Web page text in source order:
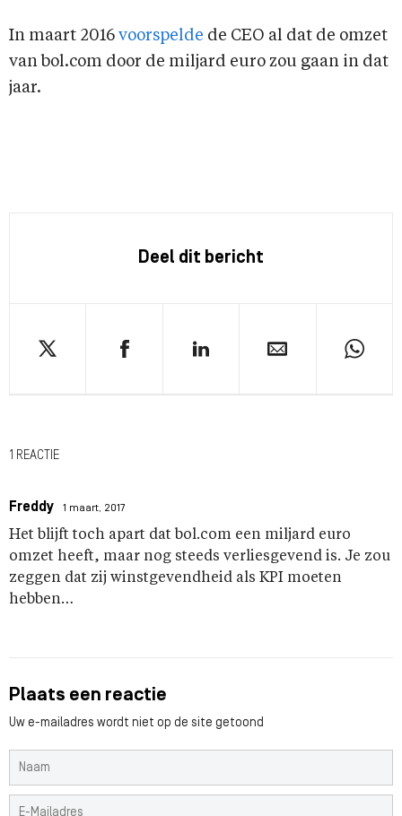
In maart 2016 voorspelde de CEO al dat de omzet
van bol.com door de miljard euro zou gaan in dat
jaar.
Deel dit bericht
1 REACTIE
Freddy 1 maart, 2017
Het blijft toch apart dat bol.com een miljard euro
omzet heeft, maar nog steeds verliesgevend is. Je zou
zeggen dat zij winstgevendheid als KPI moeten
hebben…
Plaats een reactie
Uw e-mailadres wordt niet op de site getoond